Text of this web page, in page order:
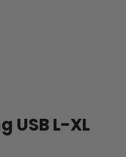
USB L-XL